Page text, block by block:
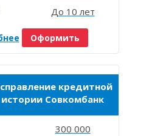
До 10 лет
Оформить
кредитной
истории Совкомбанк
300 000